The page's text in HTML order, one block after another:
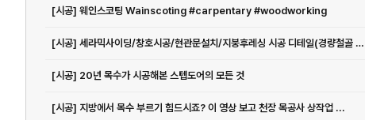
[시공] 웨인스코팅 Wainscoting #carpentary #woodworking
[시공] 세라믹사이딩/창호시공/현관문설치/지붕후레싱 시공 디테일(경량철골 건축일기 16편)
[시공] 20년 목수가 시공해본 스텝도어의 모든 것
[시공] 지방에서 목수 부르기 힘드시죠? 이 영상 보고 천장 목공사 상작업 ...